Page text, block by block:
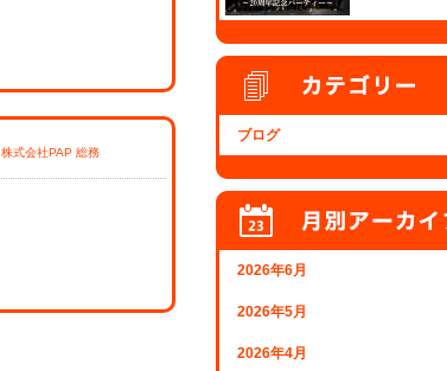
株式会社PAP 総務
ブログ
2026年6月
2026年5月
2026年4月